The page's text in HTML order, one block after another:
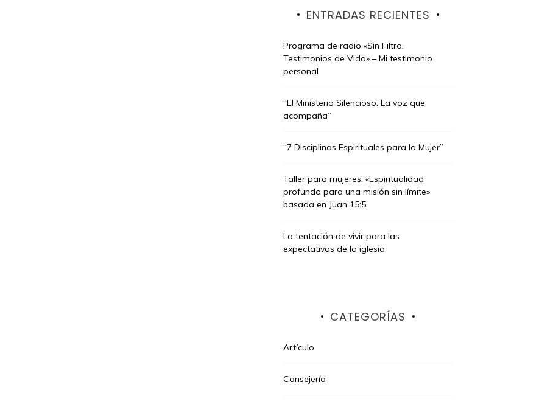
ENTRADAS RECIENTES
Programa de radio «Sin Filtro.
Testimonios de Vida» – Mi testimonio
personal
“El Ministerio Silencioso: La voz que
acompaña”
“7 Disciplinas Espirituales para la Mujer”
Taller para mujeres: «Espiritualidad
profunda para una misión sin límite»
basada en Juan 15:5
La tentación de vivir para las
expectativas de la iglesia
CATEGORÍAS
Artículo
Consejería